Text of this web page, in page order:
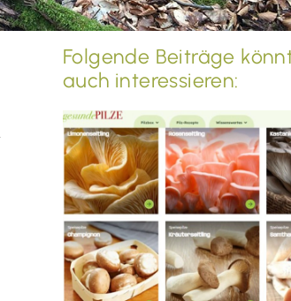
Folgende Beiträge
auch interessieren: